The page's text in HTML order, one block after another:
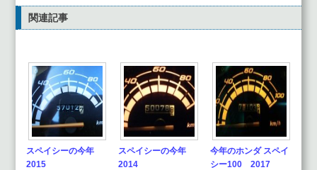
関連記事
スペイシーの今年
2015
スペイシーの今年
2014
今年のホンダ スペイ
シー100 2017